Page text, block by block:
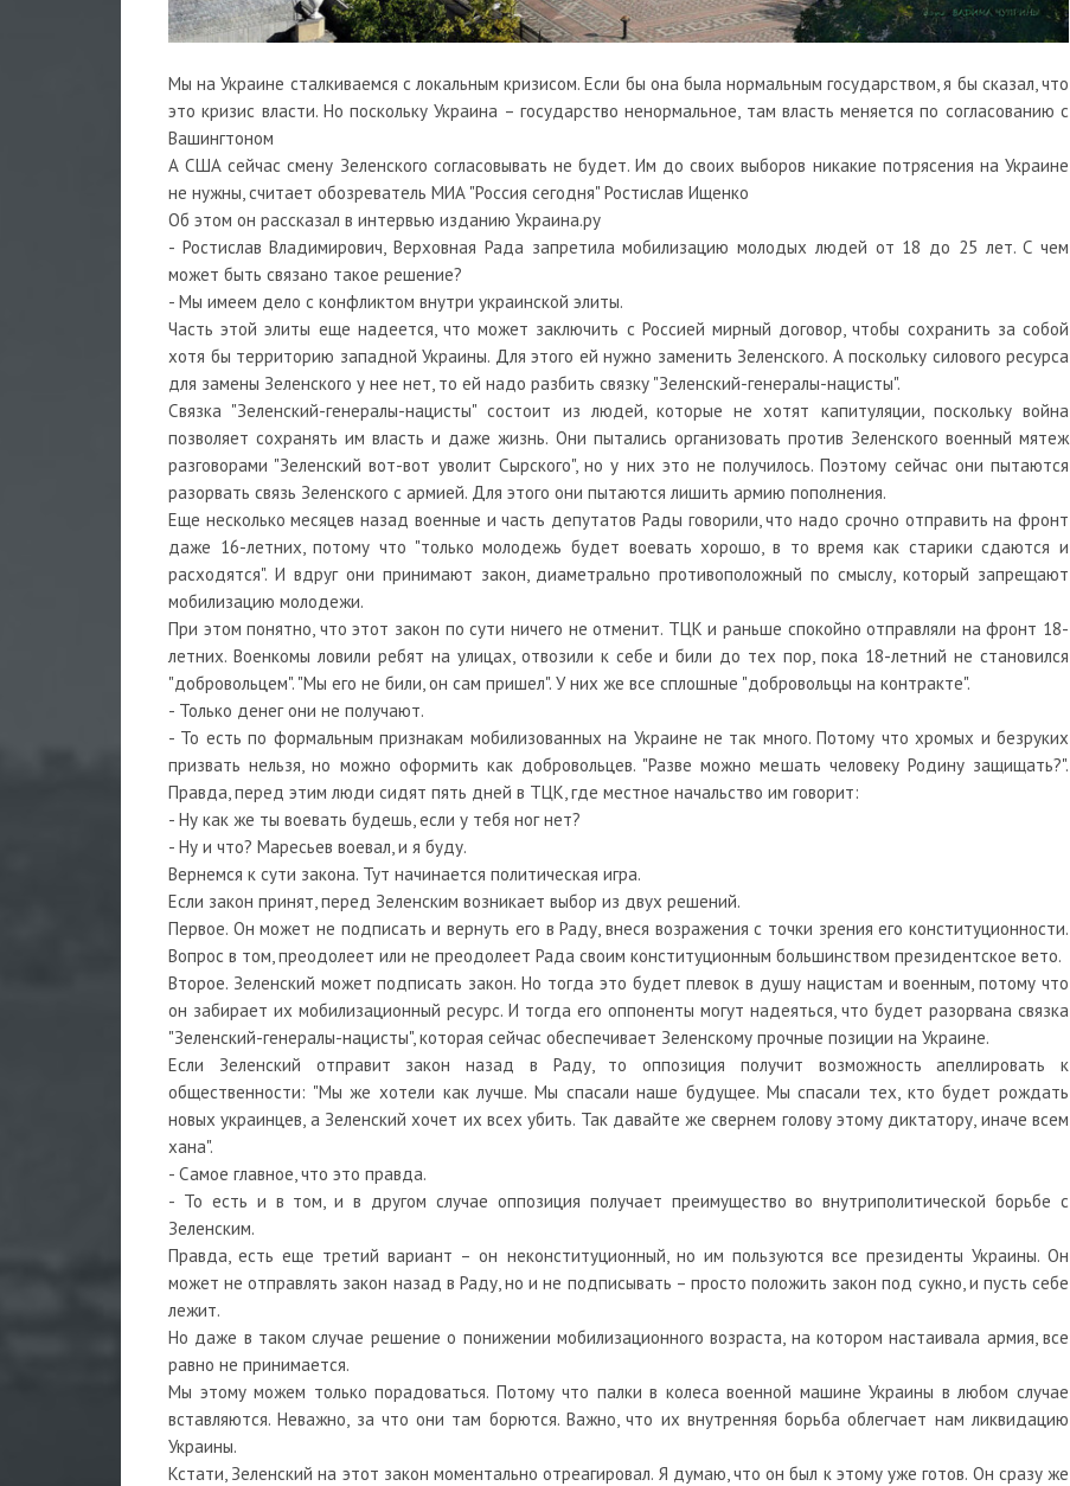
Мы на Украине сталкиваемся с локальным кризисом. Если бы она была нормальным государством, я бы сказал, что
это кризис власти. Но поскольку Украина – государство ненормальное, там власть меняется по согласованию с
Вашингтоном
А США сейчас смену Зеленского согласовывать не будет. Им до своих выборов никакие потрясения на Украине
не нужны, считает обозреватель МИА "Россия сегодня" Ростислав Ищенко
Об этом он рассказал в интервью изданию Украина.ру
- Ростислав Владимирович, Верховная Рада запретила мобилизацию молодых людей от 18 до 25 лет. C чем
может быть связано такое решение?
- Мы имеем дело с конфликтом внутри украинской элиты.
Часть этой элиты еще надеется, что может заключить с Россией мирный договор, чтобы сохранить за собой
хотя бы территорию западной Украины. Для этого ей нужно заменить Зеленского. А поскольку силового ресурса
для замены Зеленского у нее нет, то ей надо разбить связку "Зеленский-генералы-нацисты".
Связка "Зеленский-генералы-нацисты" состоит из людей, которые не хотят капитуляции, поскольку война
позволяет сохранять им власть и даже жизнь. Они пытались организовать против Зеленского военный мятеж
разговорами "Зеленский вот-вот уволит Сырского", но у них это не получилось. Поэтому сейчас они пытаются
разорвать связь Зеленского с армией. Для этого они пытаются лишить армию пополнения.
Еще несколько месяцев назад военные и часть депутатов Рады говорили, что надо срочно отправить на фронт
даже 16-летних, потому что "только молодежь будет воевать хорошо, в то время как старики сдаются и
расходятся". И вдруг они принимают закон, диаметрально противоположный по смыслу, который запрещают
мобилизацию молодежи.
При этом понятно, что этот закон по сути ничего не отменит. ТЦК и раньше спокойно отправляли на фронт 18-
летних. Военкомы ловили ребят на улицах, отвозили к себе и били до тех пор, пока 18-летний не становился
"добровольцем". "Мы его не били, он сам пришел". У них же все сплошные "добровольцы на контракте".
- Только денег они не получают.
- То есть по формальным признакам мобилизованных на Украине не так много. Потому что хромых и безруких
призвать нельзя, но можно оформить как добровольцев. "Разве можно мешать человеку Родину защищать?".
Правда, перед этим люди сидят пять дней в ТЦК, где местное начальство им говорит:
- Ну как же ты воевать будешь, если у тебя ног нет?
- Ну и что? Маресьев воевал, и я буду.
Вернемся к сути закона. Тут начинается политическая игра.
Если закон принят, перед Зеленским возникает выбор из двух решений.
Первое. Он может не подписать и вернуть его в Раду, внеся возражения с точки зрения его конституционности.
Вопрос в том, преодолеет или не преодолеет Рада своим конституционным большинством президентское вето.
Второе. Зеленский может подписать закон. Но тогда это будет плевок в душу нацистам и военным, потому что
он забирает их мобилизационный ресурс. И тогда его оппоненты могут надеяться, что будет разорвана связка
"Зеленский-генералы-нацисты", которая сейчас обеспечивает Зеленскому прочные позиции на Украине.
Если Зеленский отправит закон назад в Раду, то оппозиция получит возможность апеллировать к
общественности: "Мы же хотели как лучше. Мы спасали наше будущее. Мы спасали тех, кто будет рождать
новых украинцев, а Зеленский хочет их всех убить. Так давайте же свернем голову этому диктатору, иначе всем
хана".
- Самое главное, что это правда.
- То есть и в том, и в другом случае оппозиция получает преимущество во внутриполитической борьбе с
Зеленским.
Правда, есть еще третий вариант – он неконституционный, но им пользуются все президенты Украины. Он
может не отправлять закон назад в Раду, но и не подписывать – просто положить закон под сукно, и пусть себе
лежит.
Но даже в таком случае решение о понижении мобилизационного возраста, на котором настаивала армия, все
равно не принимается.
Мы этому можем только порадоваться. Потому что палки в колеса военной машине Украины в любом случае
вставляются. Неважно, за что они там борются. Важно, что их внутренняя борьба облегчает нам ликвидацию
Украины.
Кстати, Зеленский на этот закон моментально отреагировал. Я думаю, что он был к этому уже готов. Он сразу же